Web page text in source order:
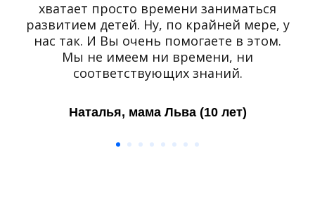
хватает просто времени заниматься
развитием детей. Ну, по крайней мере, у
нас так. И Вы очень помогаете в этом.
Мы не имеем ни времени, ни
соответствующих знаний.
Наталья, мама Льва (10 лет)